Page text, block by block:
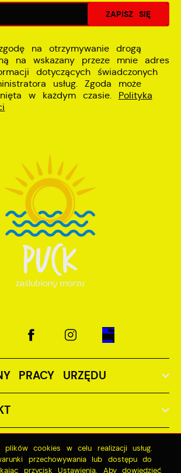
na otrzymywanie drogą
na wskazany przeze mnie adres
dotyczących świadczonych
usług. Zgoda może
w każdym czasie. Polityka
PRACY URZĘDU
cookies w celu realizacji usług.
przechowywania lub dostępu do
przycisk Ustawienia. Aby dowiedzieć